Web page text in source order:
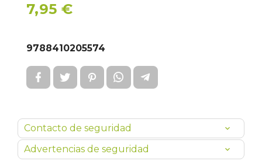
7,95 €
9788410205574
Contacto de seguridad
Advertencias de seguridad